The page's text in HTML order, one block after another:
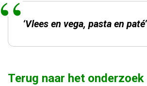
‘Vlees en vega, pasta en paté’
Terug naar het onderzoek